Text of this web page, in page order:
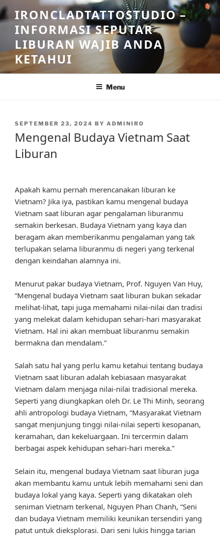
Skip
to
content
IRONCLADTATTOSTUDIO –
INFORMASI SEPUTAR
LIBURAN WAJIB ANDA
KETAHUI
Menu
POSTED
SEPTEMBER 23, 2024 BY ADMINIRO
Mengenal Budaya Vietnam Saat
Liburan
Apakah kamu pernah merencanakan liburan ke
Vietnam? Jika iya, pastikan kamu mengenal budaya
Vietnam saat liburan agar pengalaman liburanmu
semakin berkesan. Budaya Vietnam yang kaya dan
beragam akan memberikanmu pengalaman yang tak
terlupakan selama liburanmu di negeri yang terkenal
dengan keindahan alamnya ini.
Menurut pakar budaya Vietnam, Prof. Nguyen Van Huy,
“Mengenal budaya Vietnam saat liburan bukan sekadar
melihat-lihat, tapi juga memahami nilai-nilai dan tradisi
yang melekat dalam kehidupan sehari-hari masyarakat
Vietnam. Hal ini akan membuat liburanmu semakin
bermakna dan mendalam.”
Salah satu hal yang perlu kamu ketahui tentang budaya
Vietnam saat liburan adalah kebiasaan masyarakat
Vietnam dalam menjaga nilai-nilai tradisional mereka.
Seperti yang diungkapkan oleh Dr. Le Thi Minh, seorang
ahli antropologi budaya Vietnam, “Masyarakat Vietnam
sangat menjunjung tinggi nilai-nilai seperti kesopanan,
keramahan, dan kekeluargaan. Ini tercermin dalam
berbagai aspek kehidupan sehari-hari mereka.”
Selain itu, mengenal budaya Vietnam saat liburan juga
akan membantu kamu untuk lebih memahami seni dan
budaya lokal yang kaya. Seperti yang dikatakan oleh
seniman Vietnam terkenal, Nguyen Phan Chanh, “Seni
dan budaya Vietnam memiliki keunikan tersendiri yang
patut untuk dieksplorasi. Dari seni lukis hingga tarian